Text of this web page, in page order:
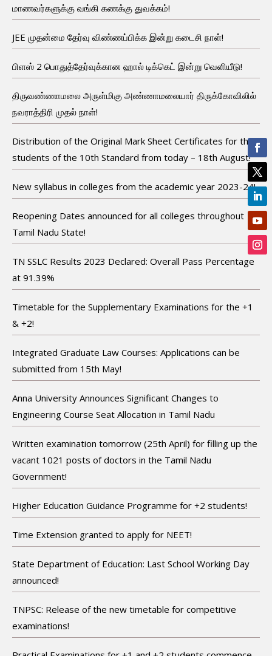
மாணவர்களுக்கு வங்கி கணக்கு துவக்கம்!
JEE முதன்மை தேர்வு விண்ணப்பிக்க இன்று கடைசி நாள்!
பிளஸ் 2 பொதுத்தேர்வுக்கான ஹால் டிக்கெட் இன்று வெளியீடு!
திருவண்ணாமலை அருள்மிகு அண்ணாமலையார் திருக்கோவிலில்
நவராத்திரி முதல் நாள்!
Distribution of the Original Mark Sheet Certificates for the
students of the 10th Standard from today – 18th August!
New syllabus in colleges from the academic year 2023-24!
Reopening Dates announced for all colleges throughout
Tamil Nadu State!
TN SSLC Results 2023 Declared: Overall Pass Percentage
at 91.39%
Timetable for the Supplementary Examinations for the +1
& +2!
Integrated Graduate Law Courses: Applications can be
submitted from 15th May!
Anna University Announces Significant Changes to
Engineering Course Seat Allocation in Tamil Nadu
Written examination tomorrow (25th April) for filling up the
vacant 1021 posts of doctors in the Tamil Nadu
Government!
Higher Education Guidance Programme for +2 students!
Time Extension granted to apply for NEET!
State Department of Education: Last School Working Day
announced!
TNPSC: Release of the new timetable for competitive
examinations!